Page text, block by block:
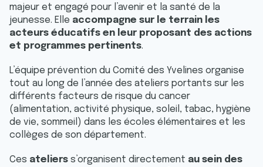
majeur et engagé pour l’avenir et la santé de la
jeunesse. Elle accompagne sur le terrain les
acteurs éducatifs en leur proposant des actions
et programmes pertinents.
L’équipe prévention du Comité des Yvelines organise
tout au long de l’année des ateliers portants sur les
différents facteurs de risque du cancer
(alimentation, activité physique, soleil, tabac, hygiène
de vie, sommeil) dans les écoles élémentaires et les
collèges de son département.
Ces ateliers s’organisent directement au sein des